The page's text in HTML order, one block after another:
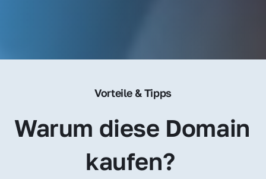
Vorteile & Tipps
Warum diese Domain
kaufen?